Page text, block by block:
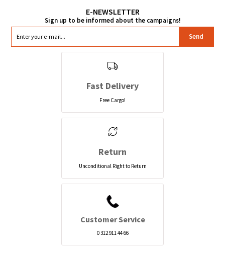
Send
Fast Delivery
Free Cargo!
Return
Unconditional Right to Return
Customer Service
0 312 911 44 66